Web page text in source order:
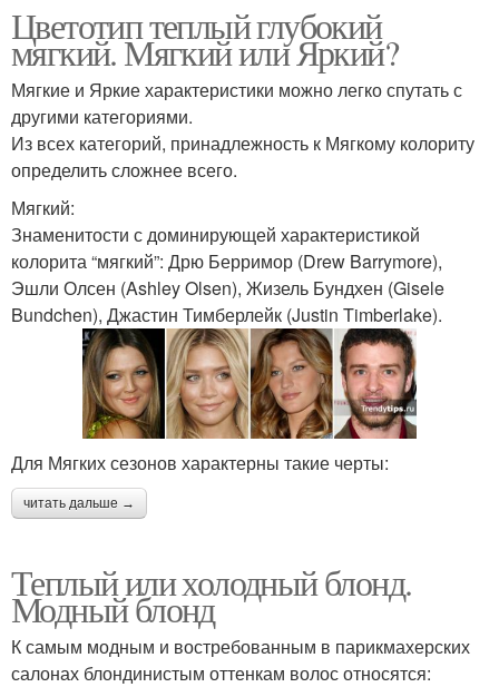
Цветотип теплый глубокий
мягкий. Мягкий или Яркий?
Мягкие и Яркие характеристики можно легко спутать с
другими категориями.
Из всех категорий, принадлежность к Мягкому колориту
определить сложнее всего.
Мягкий:
Знаменитости с доминирующей характеристикой
колорита “мягкий”: Дрю Берримор (Drew Barrymore),
Эшли Олсен (Ashley Olsen), Жизель Бундхен (Gisele
Bundchen), Джастин Тимберлейк (Justin Timberlake).
Для Мягких сезонов характерны такие черты:
читать дальше →
Теплый или холодный блонд.
Модный блонд
К самым модным и востребованным в парикмахерских
салонах блондинистым оттенкам волос относятся: